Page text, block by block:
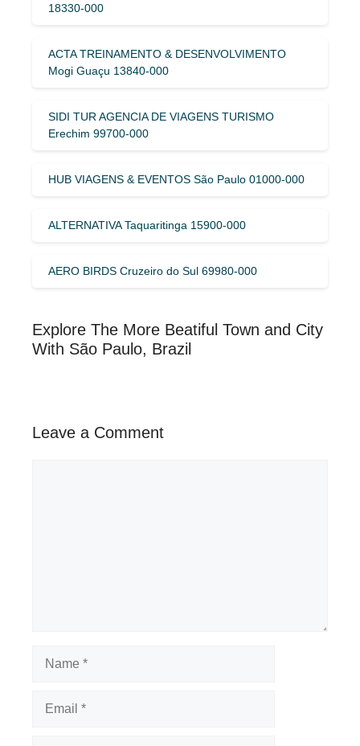
18330-000
ACTA TREINAMENTO & DESENVOLVIMENTO
Mogi Guaçu 13840-000
SIDI TUR AGENCIA DE VIAGENS TURISMO
Erechim 99700-000
HUB VIAGENS & EVENTOS São Paulo 01000-000
ALTERNATIVA Taquaritinga 15900-000
AERO BIRDS Cruzeiro do Sul 69980-000
Explore The More Beatiful Town and City
With São Paulo, Brazil
Leave a Comment